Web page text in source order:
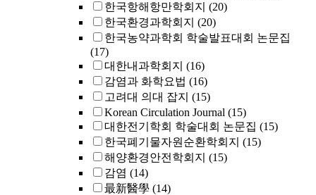
한국항해항만학회지 (20)
한국환경과학회지 (20)
한국농약과학회 학술발표대회 논문집
(17)
대한내과학회지 (16)
감염과 화학요법 (16)
고려대 의대 잡지 (15)
Korean Circulation Journal (15)
대한전기학회 학술대회 논문집 (15)
한국폐기물자원순환학회지 (15)
해양환경안전학회지 (15)
감염 (14)
最新醫學 (14)